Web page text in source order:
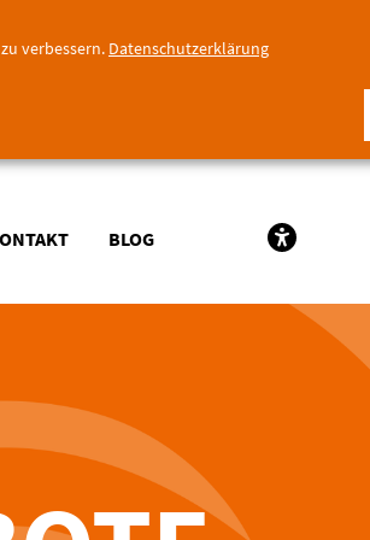
verbessern. Datenschutzerklärung
BLOG